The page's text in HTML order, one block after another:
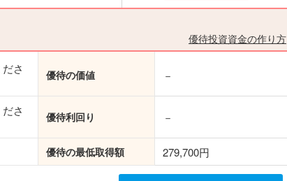
優待投資資金の作り方
さ
優待の価値 －
さ
優待利回り －
優待の最低取得額 279,700円